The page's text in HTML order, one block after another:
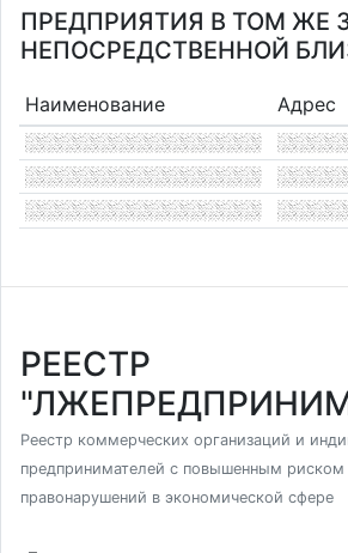
ПРЕДПРИЯТИЯ В ТОМ ЖЕ
НЕПОСРЕДСТВЕННОЙ
Наименование Адрес
РЕЕСТР
Реестр коммерческих организаций и
предпринимателей с повышенным риском
правонарушений в экономической сфере